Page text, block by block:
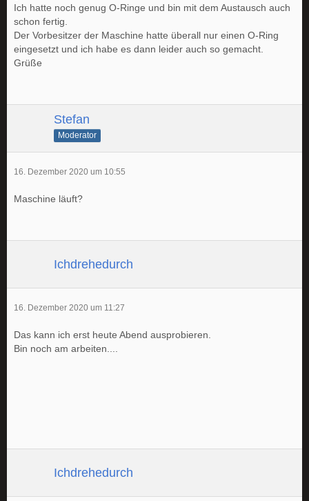
Ich hatte noch genug O-Ringe und bin mit dem Austausch auch
schon fertig.
Der Vorbesitzer der Maschine hatte überall nur einen O-Ring
eingesetzt und ich habe es dann leider auch so gemacht.
Grüße
Stefan
Moderator
16. Dezember 2020 um 10:55
Maschine läuft?
Ichdrehedurch
16. Dezember 2020 um 11:27
Das kann ich erst heute Abend ausprobieren.
Bin noch am arbeiten....
Ichdrehedurch